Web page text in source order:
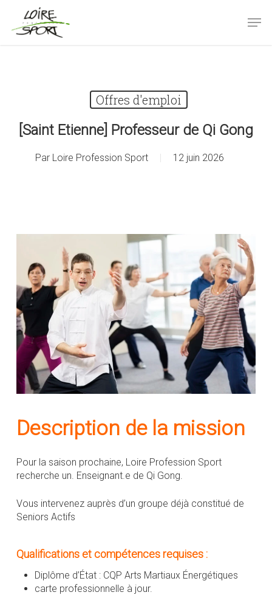
Panneau de gestion des cookies
contenu
Offres d'emploi
[Saint Etienne] Professeur de Qi Gong
Par Loire Profession Sport 12 juin 2026
Description de la mission
Pour la saison prochaine, Loire Profession Sport
recherche un. Enseignant.e de Qi Gong.
Vous intervenez auprès d’un groupe déjà constitué de
Seniors Actifs
Qualifications et compétences requises :
Diplôme d’État : CQP Arts Martiaux Énergétiques
carte professionnelle à jour.